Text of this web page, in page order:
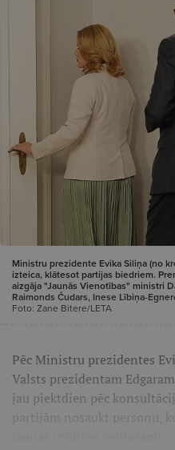
Ministru prezidente Evika Siliņa (no
izteica, klātesot partijas biedriem.
aizgāja "Jaunās Vienotības" ministri
Raimonds Čudars, Inese Lībiņa-
Foto: Zane Bitere/LETA
Pēc Ministru prezidentes
Valsts prezidentam
jau piektdien pēc
partijām nosaukt personu,